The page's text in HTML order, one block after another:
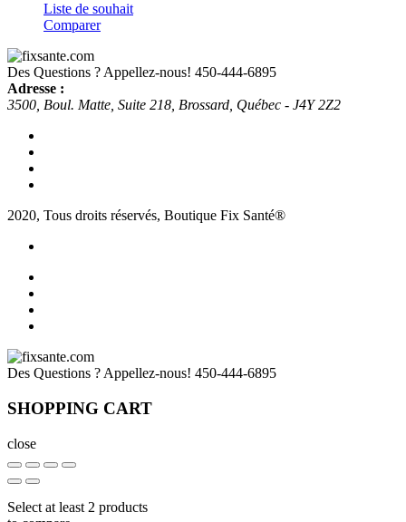
Liste de souhait
Comparer
Des Questions ? Appellez-nous! 450-444-6895
Adresse :
3500, Boul. Matte, Suite 218, Brossard, Québec - J4Y 2Z2
2020, Tous droits réservés, Boutique Fix Santé®
Des Questions ? Appellez-nous! 450-444-6895
SHOPPING CART
close
Select at least 2 products